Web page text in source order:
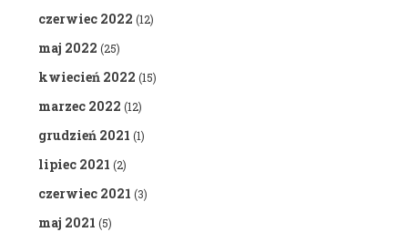
czerwiec 2022 (12)
maj 2022 (25)
kwiecień 2022 (15)
marzec 2022 (12)
grudzień 2021 (1)
lipiec 2021 (2)
czerwiec 2021 (3)
maj 2021 (5)